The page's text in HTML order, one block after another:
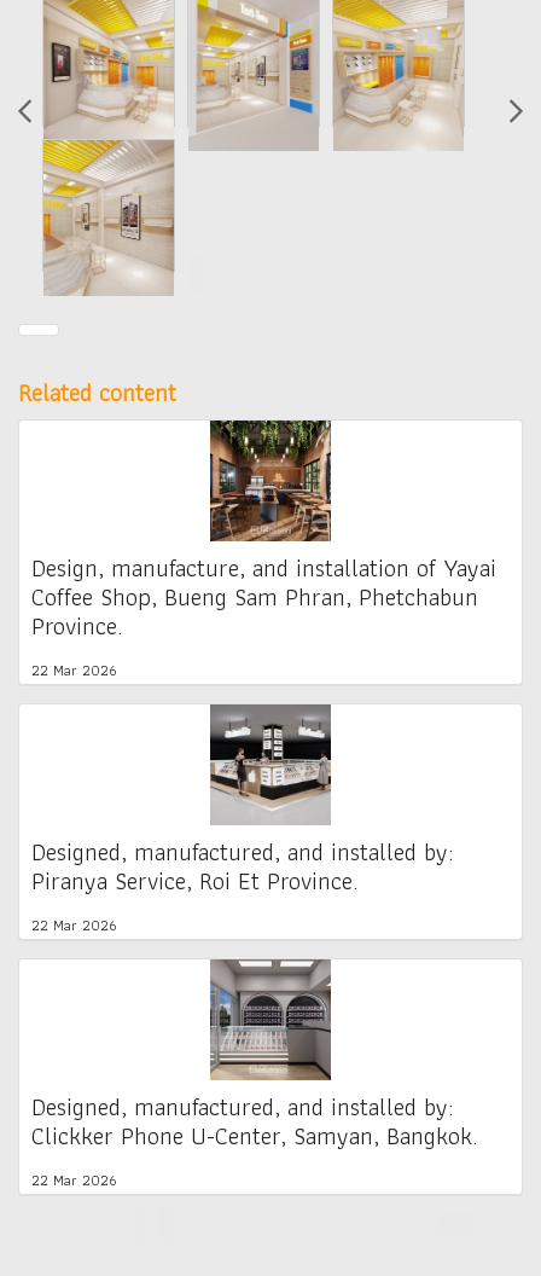
Related content
Design, manufacture, and installation of Yayai
Coffee Shop, Bueng Sam Phran, Phetchabun
Province.
22 Mar 2026
Designed, manufactured, and installed by:
Piranya Service, Roi Et Province.
22 Mar 2026
Designed, manufactured, and installed by:
Clickker Phone U-Center, Samyan, Bangkok.
22 Mar 2026